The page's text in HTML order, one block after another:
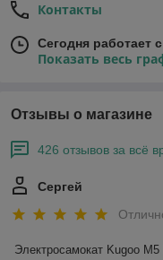
Контакты
Сегодня работает
Показать весь
Отзывы о магазине
426 отзывов за всё
Сергей
Электросамокат Kugoo